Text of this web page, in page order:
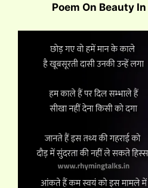
Poem On Beauty In